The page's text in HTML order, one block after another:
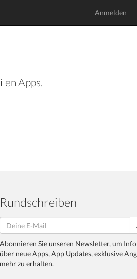
Anmelden
Apps.
Rundschreiben
Abonnieren Sie unseren Newsletter, um
über neue Apps, App Updates, exklusive
mehr zu erhalten.